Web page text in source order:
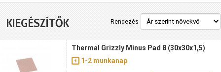
KIEGÉSZÍTŐK Rendezés
Thermal Grizzly Minus Pad 8 (30x30x1,5)
1-2 munkanap